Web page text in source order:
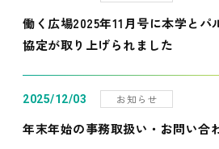
働く広場2025年11月号に本学とパ
協定が取り上げられました
2025/12/03 お知らせ
年末年始の事務取扱い・お問い合